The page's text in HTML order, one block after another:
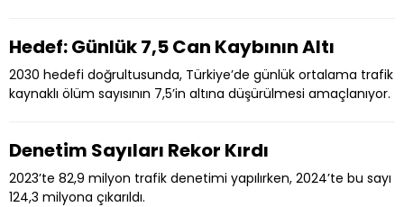
Hedef: Günlük 7,5 Can Kaybının Altı
2030 hedefi doğrultusunda, Türkiye’de günlük ortalama trafik
kaynaklı ölüm sayısının 7,5’in altına düşürülmesi amaçlanıyor.
Denetim Sayıları Rekor Kırdı
2023’te 82,9 milyon trafik denetimi yapılırken, 2024’te bu sayı
124,3 milyona çıkarıldı.